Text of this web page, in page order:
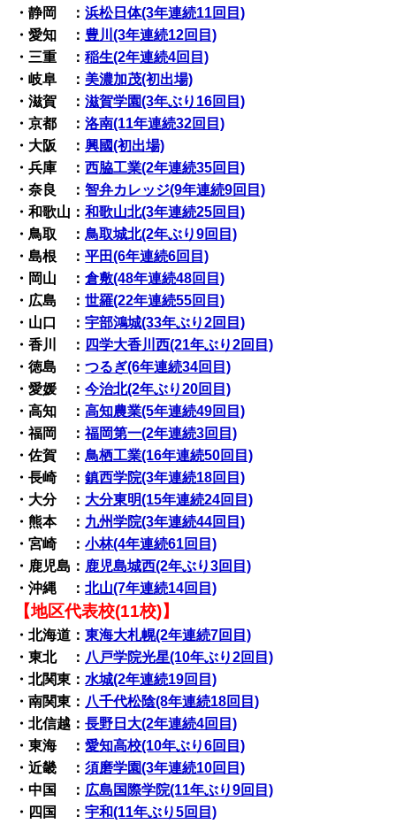
・静岡 ：浜松日体(3年連続11回目)
・愛知 ： 豊川(3年連続12回目)
・三重 ：稲生(2年連続4回目)
・岐阜 ： 美濃加茂(初出場)
・滋賀 ：滋賀学園(3年ぶり16回目)
・京都 ：洛南(11年連続32回目)
・大阪 ：興國(初出場)
・兵庫 ：西脇工業(2年連続35回目)
・奈良 ：智弁カレッジ(9年連続9回目)
・和歌山：和歌山北(3年連続25回目)
・鳥取 ：鳥取城北(2年ぶり9回目)
・島根 ：平田(6年連続6回目)
・岡山 ：倉敷(48年連続48回目)
・広島 ：世羅(22年連続55回目)
・山口 ：宇部鴻城(33年ぶり2回目)
・香川 ： 四学大香川西(21年ぶり2回目)
・徳島 ：つるぎ(6年連続34回目)
・愛媛 ：今治北(2年ぶり20回目)
・高知 ：高知農業(5年連続49回目)
・福岡 ：福岡第一(2年連続3回目)
・佐賀 ：鳥栖工業(16年連続50回目)
・長崎 ：鎮西学院(3年連続18回目)
・大分 ： 大分東明(15年連続24回目)
・熊本 ： 九州学院(3年連続44回目)
・宮崎 ：小林(4年連続61回目)
・鹿児島： 鹿児島城西(2年ぶり3回目)
・沖縄 ：北山(7年連続14回目)
【地区代表校(11校)】
・北海道：東海大札幌(2年連続7回目)
・東北 ： 八戸学院光星(10年ぶり2回目)
・北関東： 水城(2年連続19回目)
・南関東： 八千代松陰(8年連続18回目)
・北信越：長野日大(2年連続4回目)
・東海 ：愛知高校(10年ぶり6回目)
・近畿 ：須磨学園(3年連続10回目)
・中国 ： 広島国際学院(11年ぶり9回目)
・四国 ：宇和(11年ぶり5回目)